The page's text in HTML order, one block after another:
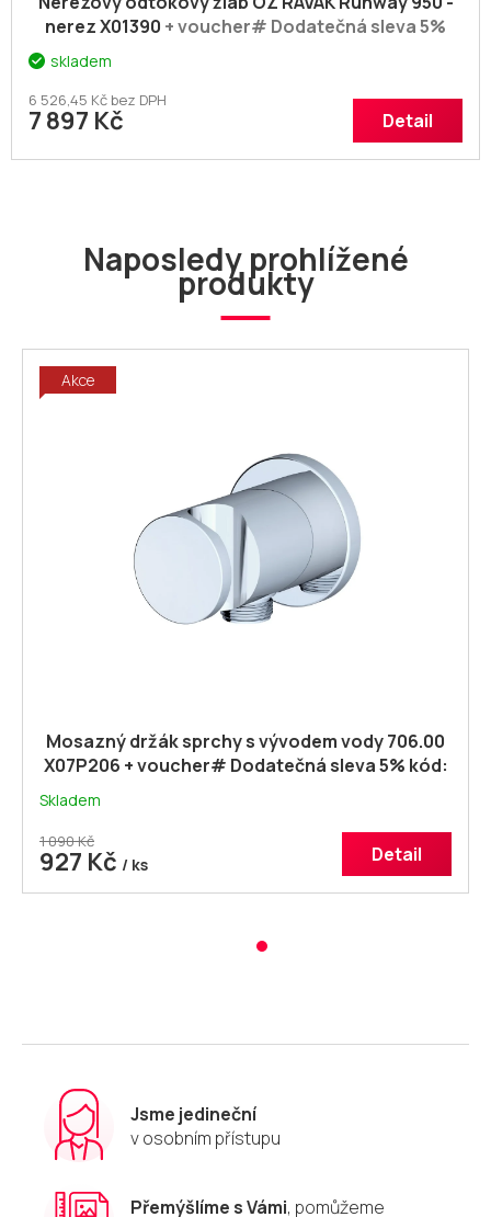
nerez X01390 + voucher# Dodatečná sleva 5%
skladem
6 526,45 Kč bez DPH
7 897 Kč Detail
Naposledy prohlížené
produkty
Akce
Mosazný držák sprchy s vývodem vody 706.00
X07P206 + voucher# Dodatečná sleva 5% kód:
Skladem
1 090 Kč
927 Kč / ks Detail
Jsme jedineční
v osobním přístupu
Přemýšlíme s Vámi, pomůžeme